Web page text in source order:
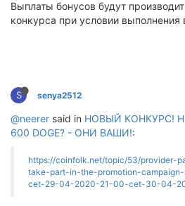
Выплаты бонусов будут
конкурса при условии выполнения
S senya2512
@neerer said in НОВЫЙ КОНКУРС!
600 DOGE? - ОНИ ВАШИ!:
https://coinfolk.net/topic/53/provider-
take-part-in-the-promotion-
cet-29-04-2020-21-00-cet-30-04-